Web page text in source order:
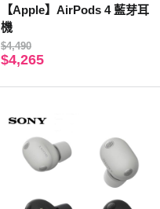
【Apple】AirPods 4 藍芽耳
機
$4,490
$4,265